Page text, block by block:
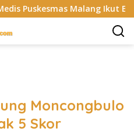
Malang Ikut Ejek
Moncongbulo
5 Skor